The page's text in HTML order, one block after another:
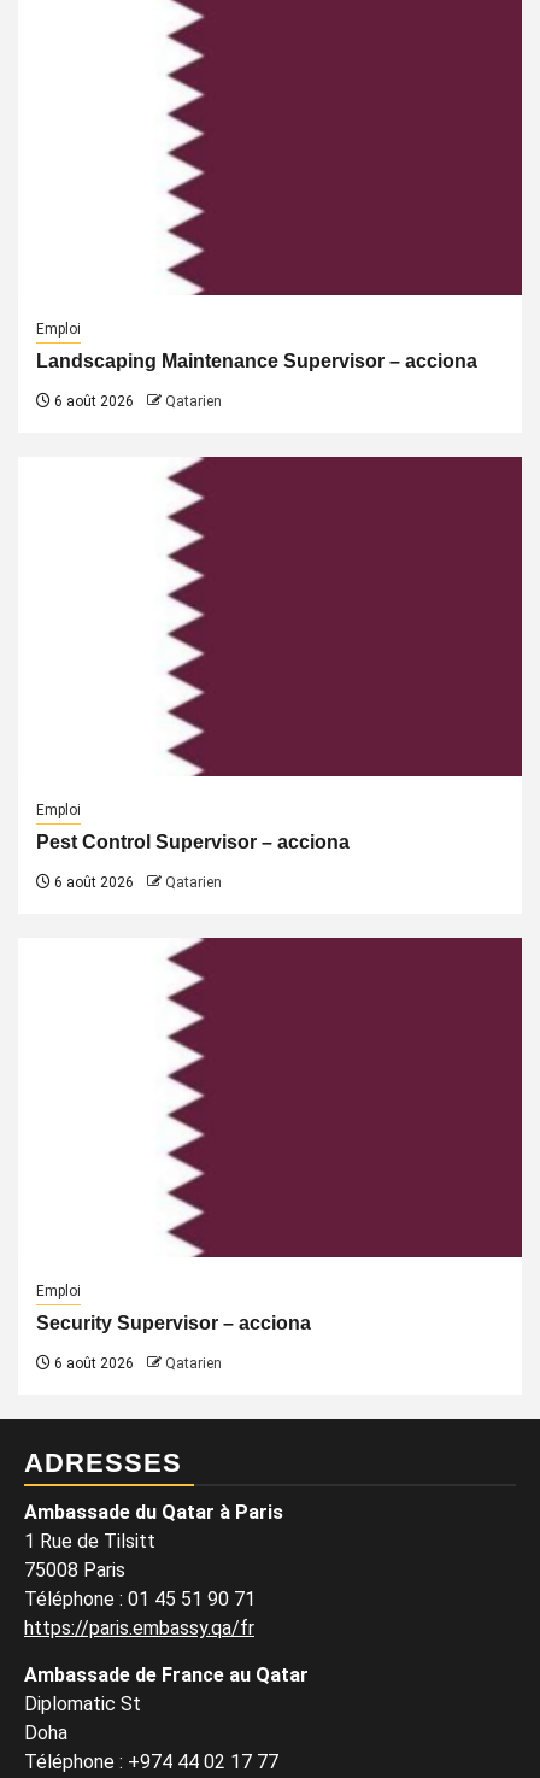
Emploi
Landscaping Maintenance Supervisor – acciona
6 août 2026 Qatarien
Emploi
Pest Control Supervisor – acciona
6 août 2026 Qatarien
Emploi
Security Supervisor – acciona
6 août 2026 Qatarien
ADRESSES
Ambassade du Qatar à Paris
1 Rue de Tilsitt
75008 Paris
Téléphone : 01 45 51 90 71
https://paris.embassy.qa/fr
Ambassade de France au Qatar
Diplomatic St
Doha
Téléphone : +974 44 02 17 77